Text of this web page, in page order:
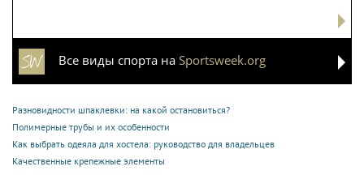
Все виды спорта на Sportsweek.org
Разновидности шпаклевки: на какой остановиться?
Полимерные трубы и их особенности
Как выбрать одеяла для хостела: руководство для владельцев
Качественные крепежные элементы